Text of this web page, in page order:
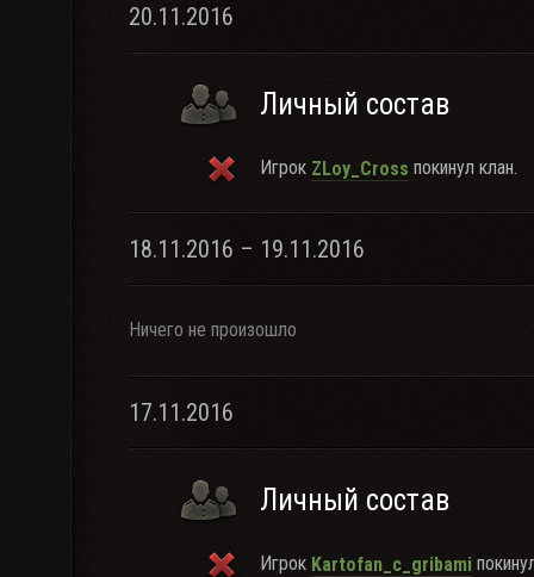
20.11.2016
Личный состав
Игрок ZLoy_Cross покинул клан.
18.11.2016 – 19.11.2016
Ничего не произошло
17.11.2016
Личный состав
Игрок Kartofan_c_gribami